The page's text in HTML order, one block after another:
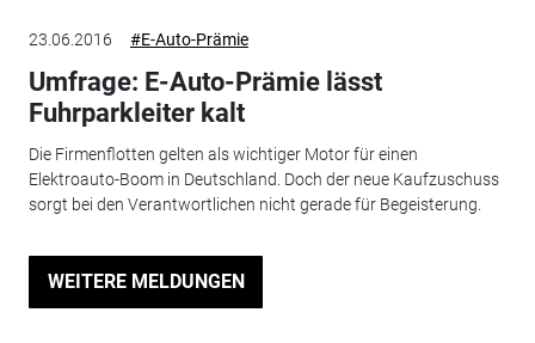
23.06.2016 #E-Auto-Prämie
Umfrage: E-Auto-Prämie lässt
Fuhrparkleiter kalt
Die Firmenflotten gelten als wichtiger Motor für einen
Elektroauto-Boom in Deutschland. Doch der neue Kaufzuschuss
sorgt bei den Verantwortlichen nicht gerade für Begeisterung.
WEITERE MELDUNGEN